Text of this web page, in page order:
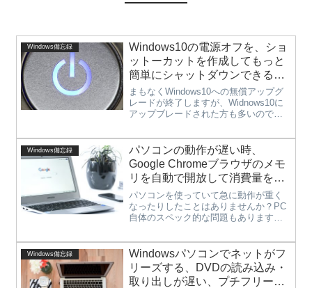
Windows備忘録
Windows10の電源オフを、ショ
ットーカットを作成してもっと
簡単にシャットダウンできるよ
うにする方法
まもなくWindows10への無償アップグ
レードが終了しますが、Widnows10に
アップブレードされた方も多いのでは
Windows10も使いやすくなっていて、
いい感じですが、ひとつシャットダウ
ンの時だけ、操作が...
Windows備忘録
パソコンの動作が遅い時、
Google Chromeブラウザのメモ
リを自動で開放して消費量を減
らし、PCの動作を軽くする方法
パソコンを使っていて急に動作が重く
なったりしたことはありませんか？PC
自体のスペック的な問題もあります
が遅くなったりする場合もあります。
Googleが提供しているChromeブラウザ
を利用されている方も多い...
Windows備忘録
Windowsパソコンでネットがフ
リーズする、DVDの読み込み・
取り出しが遅い、プチフリーズ